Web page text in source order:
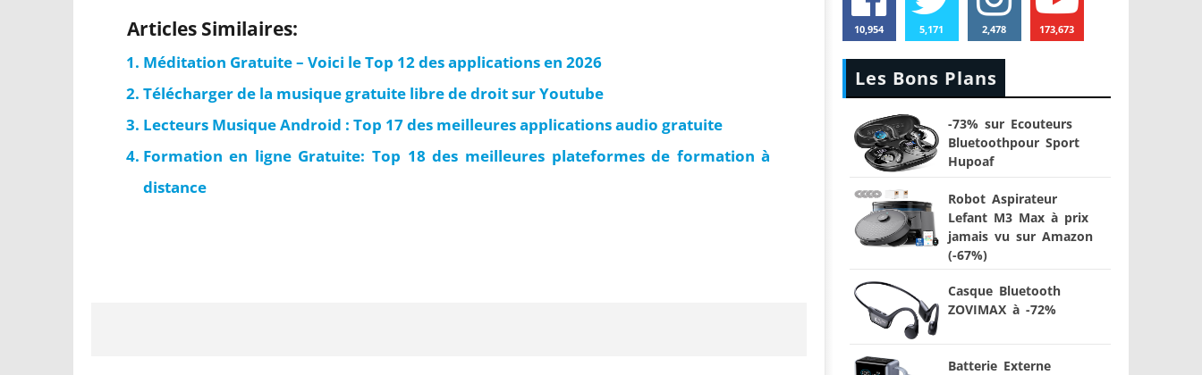
Articles Similaires:
Méditation Gratuite – Voici le Top 12 des applications en 2026
Télécharger de la musique gratuite libre de droit sur Youtube
Lecteurs Musique Android : Top 17 des meilleures applications audio gratuite
Formation en ligne Gratuite: Top 18 des meilleures plateformes de formation à
distance
10,954 5,171 2,478 173,673
Les Bons Plans
-73% sur Ecouteurs
Bluetoothpour Sport
Hupoaf
Robot Aspirateur
Lefant M3 Max à prix
jamais vu sur Amazon
(-67%)
Casque Bluetooth
ZOVIMAX à -72%
Batterie Externe